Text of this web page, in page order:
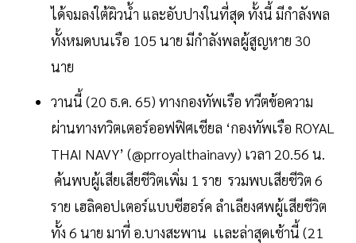
ได้จมลงใต้ผิวน้ำ และอับปางในที่สุด ทั้งนี้ มีกำลังพล
ทั้งหมดบนเรือ 105 นาย มีกำลังพลผู้สูญหาย 30
นาย
วานนี้ (20 ธ.ค. 65) ทางกองทัพเรือ ทวีตข้อความ
ผ่านทางทวิตเตอร์ออฟฟิศเชียล ‘กองทัพเรือ ROYAL
THAI NAVY’ (@prroyalthainavy) เวลา 20.56 น.
ค้นพบผู้เสียเสียชีวิตเพิ่ม 1 ราย รวมพบเสียชีวิต 6
ราย เฮลิคอปเตอร์แบบซีฮอร์ค ลำเลียงศพผู้เสียชีวิต
ทั้ง 6 นาย มาที่ อ.บางสะพาน เเละล่าสุดเช้านี้ (21